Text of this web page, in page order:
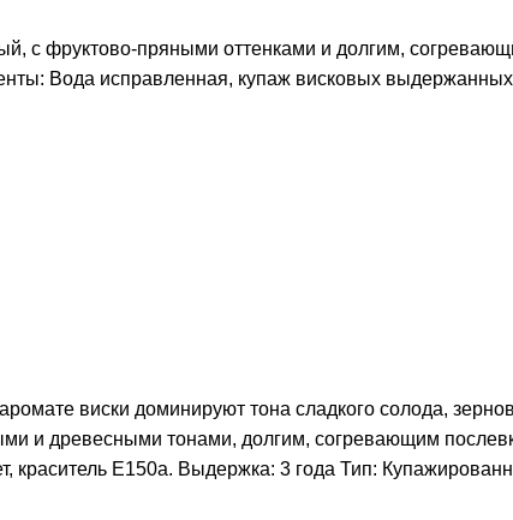
с фруктово-пряными оттенками и долгим,
Вода исправленная, купаж висковых
виски доминируют тона сладкого солода,
и древесными тонами, долгим, согревающим
Е150а. Выдержка: 3 года Тип: